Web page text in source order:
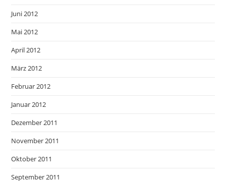
Juni 2012
Mai 2012
April 2012
März 2012
Februar 2012
Januar 2012
Dezember 2011
November 2011
Oktober 2011
September 2011